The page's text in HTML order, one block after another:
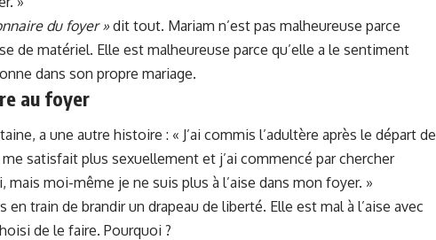
du foyer »dit tout. Mariam n’est pas malheureuse parce
de matériel. Elle est malheureuse parce qu’elle a le sentiment
dans son propre mariage.
au foyer
a une autre histoire : « J’ai commis l’adultère après le départ de
satisfait plus sexuellement et j’ai commencé par chercher
mais moi-même je ne suis plus à l’aise dans mon foyer. »
en train de brandir un drapeau de liberté. Elle est mal à l’aise avec
de le faire. Pourquoi ?